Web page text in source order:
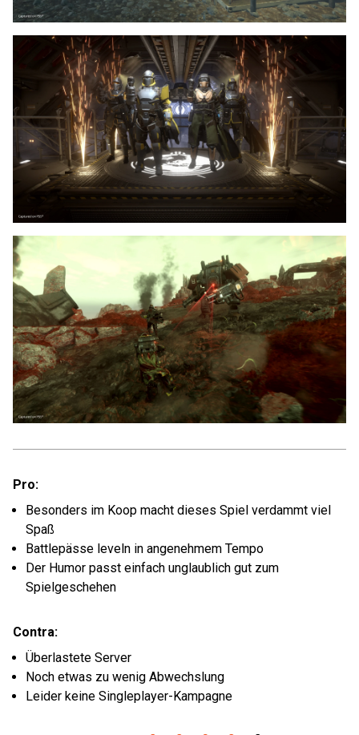
Pro:
Besonders im Koop macht dieses Spiel verdammt viel
Spaß
Battlepässe leveln in angenehmem Tempo
Der Humor passt einfach unglaublich gut zum
Spielgeschehen
Contra:
Überlastete Server
Noch etwas zu wenig Abwechslung
Leider keine Singleplayer-Kampagne